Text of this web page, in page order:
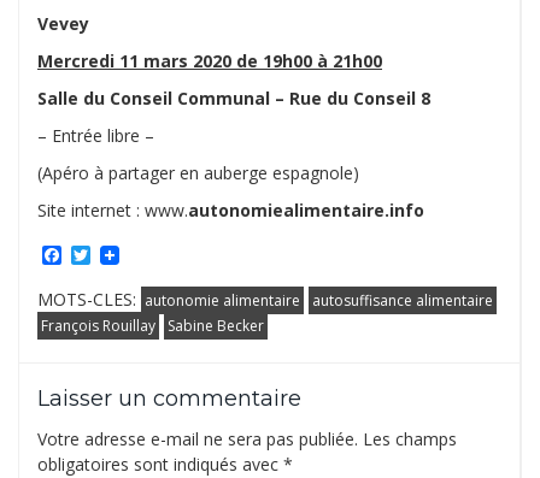
Vevey
Mercredi 11 mars 2020 de 19h00 à 21h00
Salle du Conseil Communal – Rue du Conseil 8
– Entrée libre –
(Apéro à partager en auberge espagnole)
Site internet : www.autonomiealimentaire.info
Facebook
Twitter
MOTS-CLES: autonomie alimentaire
autosuffisance alimentaire
François Rouillay
Sabine Becker
Laisser un commentaire
Votre adresse e-mail ne sera pas publiée. Les champs
obligatoires sont indiqués avec *